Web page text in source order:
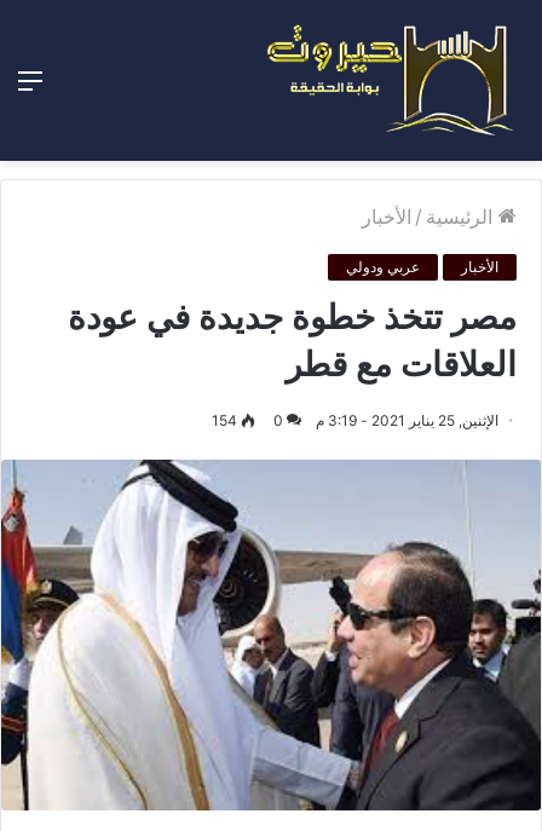
الرئيسية / الأخبار
الأخبار عربي ودولي
مصر تتخذ خطوة جديدة في عودة
العلاقات مع قطر
الإثنين, 25 يناير 2021 - 3:19 م 0
154